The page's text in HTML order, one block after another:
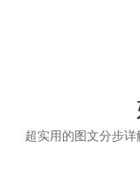
超实用的图文分步